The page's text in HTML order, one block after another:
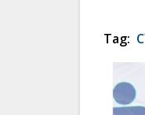
Tag: